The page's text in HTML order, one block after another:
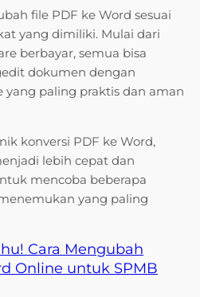
file PDF ke Word sesuai
yang dimiliki. Mulai dari
berbayar, semua bisa
dokumen dengan
paling praktis dan aman
konversi PDF ke Word,
lebih cepat dan
mencoba beberapa
yang paling
Cara Mengubah
Online untuk SPMB